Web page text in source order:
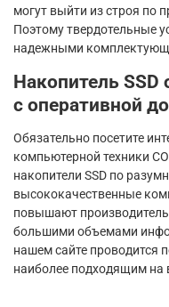
могут выйти из строя по
Поэтому твердотельные
надежными
Накопитель SSD
с оперативной
Обязательно посетите
компьютерной техники
накопители SSD по
высококачественные
повышают
большими объемами
нашем сайте проводится
наиболее подходящим на